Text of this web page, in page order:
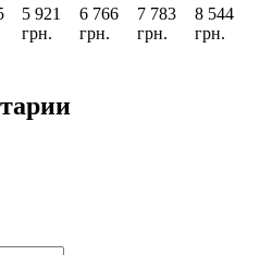
5 921
грн.
6 766
грн.
7 783
грн.
8 544
грн.